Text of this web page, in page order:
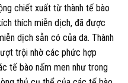
chiết xuất từ ​​thành tế bào
thích miễn dịch, đã được
dịch sẵn có của da. Thành
trội nhờ các phức hợp
tế bào nấm men như trong